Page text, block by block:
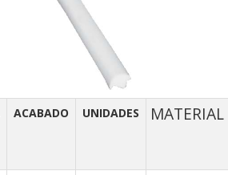
ACABADO UNIDADES MATERIAL